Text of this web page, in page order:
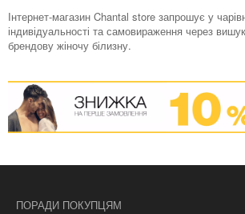
Інтернет-магазин Chantal store запрошує у
індивідуальності та самовираження через
брендову жіночу білизну.
ПОРАДИ ПОКУПЦЯМ